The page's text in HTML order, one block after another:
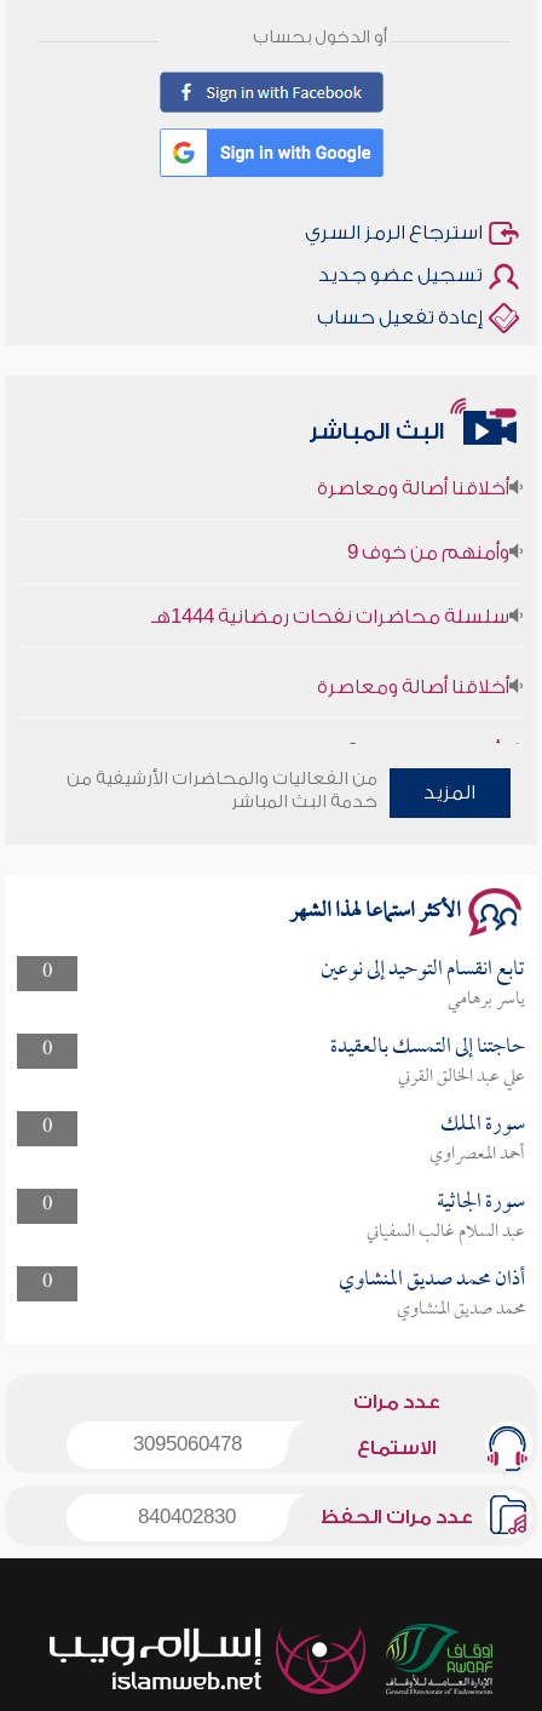
أو الدخول بحساب
استرجاع الرمز السري
تسجيل عضو جديد
إعادة تفعيل حساب
البث المباشر
سلسلة محاضرات نفحات رمضانية 1444هـ
المزيد
من الفعاليات والمحاضرات الأرشيفية من
خدمة البث المباشر
الأكثر استماعا لهذا الشهر
0 تابع انقسام التوحيد إلى نوعين
ياسر برهامي
0
حاجتنا إلى التمسك بالعقيدة
علي عبد الخالق القرني
0
سورة الملك
أحمد المعصراوي
0
سورة الجاثية
عبد السلام غالب السفياني
0
أذان محمد صديق المنشاوي
محمد صديق المنشاوي
عدد مرات
الاستماع 3095060478
عدد مرات الحفظ 840402830